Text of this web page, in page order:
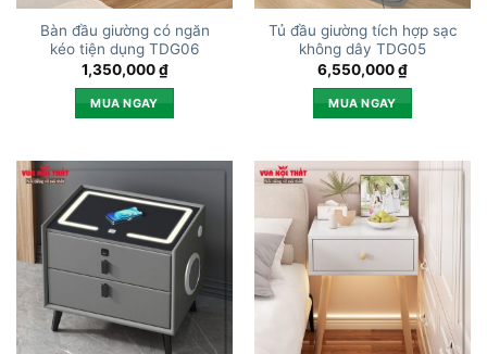
Bàn đầu giường có ngăn
kéo tiện dụng TDG06
1,350,000₫
MUA NGAY
Tủ đầu giường tích hợp sạc
không dây TDG05
6,550,000₫
MUA NGAY